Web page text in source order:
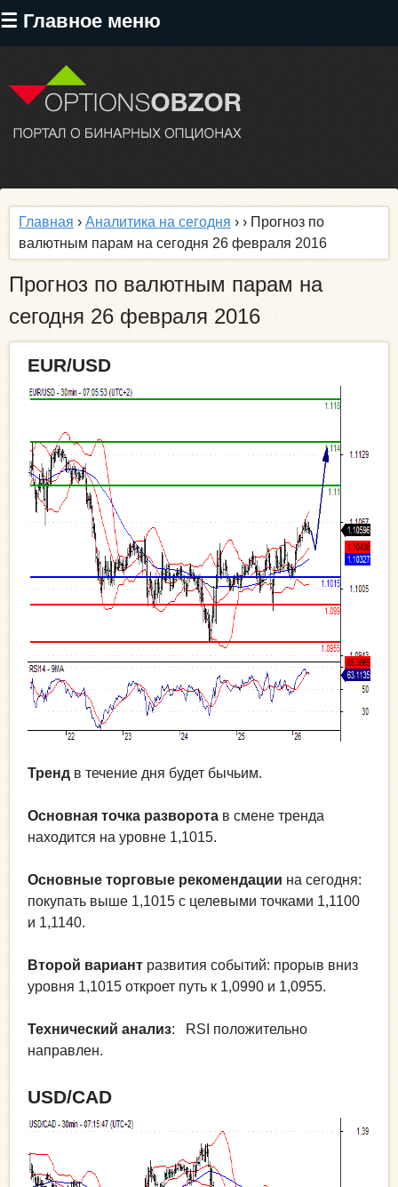
☰ Главное меню
Перейти
содержанию
Главная › Аналитика на сегодня › › Прогноз по
валютным парам на сегодня 26 февраля 2016
Прогноз по валютным парам на
сегодня 26 февраля 2016
EUR/USD
Тренд в течение дня будет бычьим.
Основная точка разворота в смене тренда
находится на уровне 1,1015.
Основные торговые рекомендации на сегодня:
покупать выше 1,1015 с целевыми точками 1,1100
и 1,1140.
Второй вариант развития событий: прорыв вниз
уровня 1,1015 откроет путь к 1,0990 и 1,0955.
Технический анализ: RSI положительно
направлен.
USD/CAD